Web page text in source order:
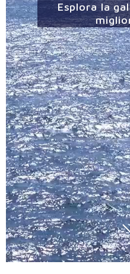
Esplora la